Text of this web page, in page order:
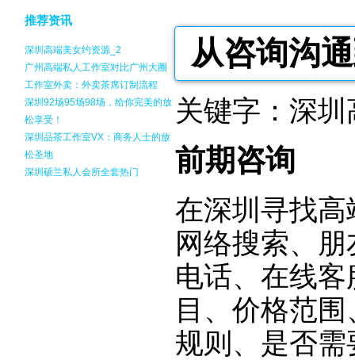
从咨询沟
关键字：深
前期咨询
在深圳寻找
网络搜索、
电话、在线
目、价格范
规则、是否
推荐资讯
深圳高端美女约资源_2
广州高端私人工作室对比广州大圈
工作室外卖：外卖茶席订制流程
深圳92场95场98场，给你完美的放
松享受！
深圳品茶工作室VX：商务人士的放
松圣地
深圳硕兰私人会所全套热门